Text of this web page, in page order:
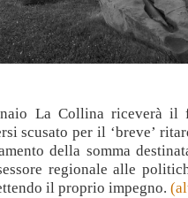
La Collina riceverà il
scusato per il ‘breve’
della somma
regionale alle
il proprio impegno.